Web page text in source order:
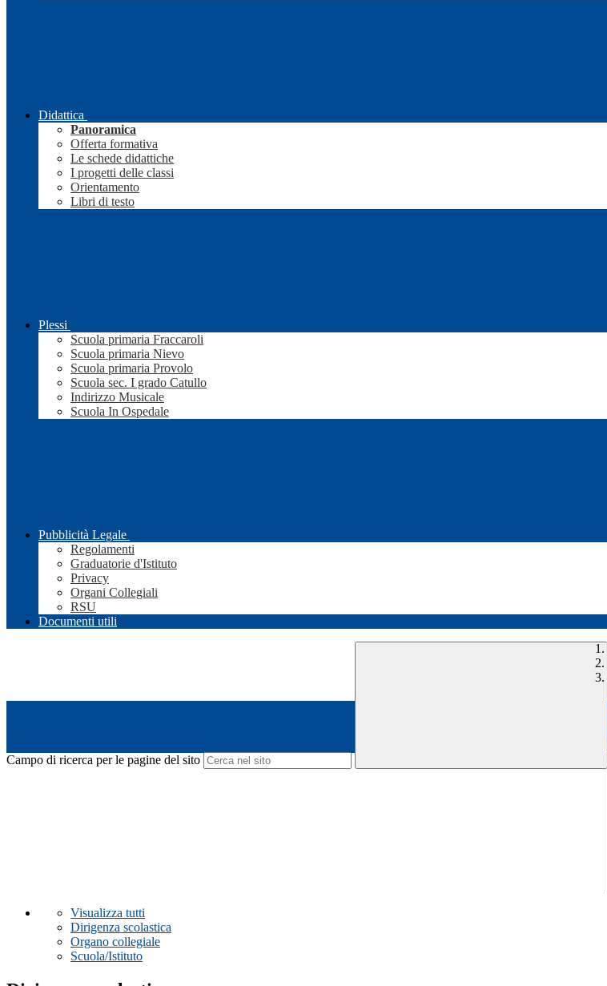
Didattica
Panoramica
Offerta formativa
Le schede didattiche
I progetti delle classi
Orientamento
Libri di testo
Plessi
Scuola primaria Fraccaroli
Scuola primaria Nievo
Scuola primaria Provolo
Scuola sec. I grado Catullo
Indirizzo Musicale
Scuola In Ospedale
Pubblicità Legale
Regolamenti
Graduatorie d'Istituto
Privacy
Organi Collegiali
RSU
Documenti utili
Campo di ricerca per le pagine del sito
Visualizza tutti
Dirigenza scolastica
Organo collegiale
Scuola/Istituto